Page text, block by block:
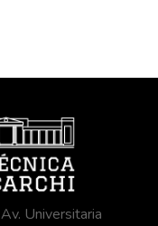
Universitaria